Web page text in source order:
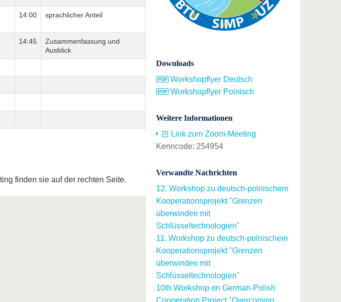
14:00 sprachlicher Anteil
14:45
Zusammenfassung und
Ausblick
finden sie auf der rechten Seite.
Downloads
Workshopflyer Deutsch
Workshopflyer Polnisch
Weitere Informationen
Link zum Zoom-Meeting
Kenncode: 254954
Verwandte Nachrichten
12. Workshop zu deutsch-polnischem
Kooperationsprojekt "Grenzen
überwinden mit
Schlüsseltechnologien"
11. Workshop zu deutsch-polnischem
Kooperationsprojekt "Grenzen
überwinden mit
Schlüsseltechnologien"
10th Workshop on German-Polish
Cooperation Project "Overcoming